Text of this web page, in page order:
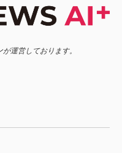
が運営しております。